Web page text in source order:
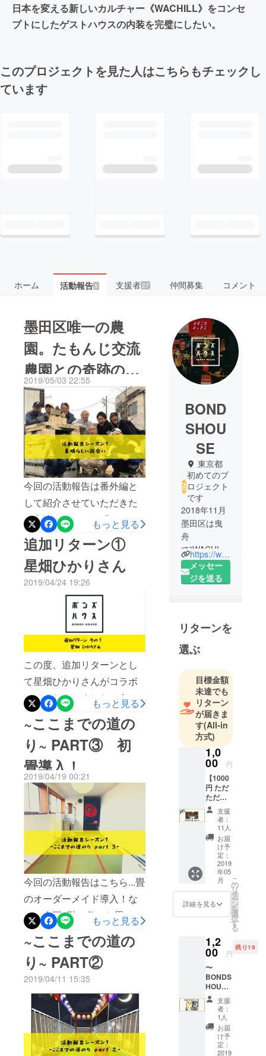
日本を変える新しいカルチャー《WACHILL》をコンセ
プトにしたゲストハウスの内装を完璧にしたい。
このプロジェクトを見た人はこちらもチェックし
ています
ホーム 活動報告5 支援者27 仲間募集 コメント
墨田区唯一の農
園。たもんじ交流
農園との奇跡のコ
ラボ★
2019/05/03 22:55
今回の活動報告は番外編と
して紹介させていただきた
い方達がいます。「たもん
じ交流農園」さんです！た
もんじ交流農園は寺島と玉
ノ井のまちづくりをされて
いる協議会の方達が運営し
ている墨田区唯一の農園で
す。今回のクラウドファン
ディングのリターンでもあ
るおせんべい屋さんの坂本
煎餅さんにお話を伺った時
にご紹介いただきました。
たもんじ交流農園さんは主
に寺島なすという江戸野菜
と呼ばれるものを育ててい
ます。江戸野菜とは江戸時
代に現在の東京で育てられ
ていた野菜のことです。当
時絶滅したと思われていた
寺島なすでしたが奇跡的に
少しの種が残っていて地域
の方の努力により復活する
ことができました。そんな
誰もが参加できて楽しめる
コミュニティの場にもなる
農園が街中にあります。私
たちBONDS HOUSEはたも
んじ交流農園さんとコラボ
をしてこれからいろんなイ
ベントやアクティビティを
開催することを決定いたし
ました。まだ確定はされて
いませんが案としては、取
れ立ての野菜を使ったBBQ
もっと見る
追加リターン①
星畑ひかりさん
2019/04/24 19:26
この度、追加リターンとし
て星畑ひかりさんがコラボ
してくださいました！出会
いは、日本舞踊のイベント
に和の勉強をしに行ったと
き。彼女も僕たち同様日本
の和にフォーカスを当てた
活動をしています！～星畑
ひかり～「星畑ひかり よ
り」として美術の短期大学
を卒業後フリーランスとし
て様々な分野で修業しなが
ら活動中。プレゼントを渡
す時のようなものづくり、
小さな「なんかいいな。」
の感覚を大切にし主にデザ
インやものづくり、イベン
トなどを行なっている。星
畑ひかりさんをもっと知り
たい方はこちらのリンクか
ら！
https://www.instagram.com/_
hoshi_hika/?r=nametagそん
な星畑ひかりさんに僕たち
もっと見る
~ここまでの道の
り~ PART③ 初
畳導入！
2019/04/19 00:21
今回の活動報告はこちら...畳
のオーダーメイド導入！な
んと今回2階に敷いた畳は浅
草の老舗「金井畳店」様に
作成していただきました。
「金井畳店」さんは明治44
年に創業され今も続くなん
と100年を超える歴史を持っ
たお店です。私たちのコン
セプトの一つである地域の
交流、意味のある伝統的な
もっと見る
~ここまでの道の
り~ PART②
2019/04/11 15:35
BOND
SHOU
SE
東京都
初めてのプ
ロジェクト
です
2018年11月
墨田区は曳
舟
で”WACHILL
"をコンセプ
トとした
SEオープ
ン。
https://www.instagram.com/bondshouse/
メッセー
ジを送る
リターンを
選ぶ
目標金額
未達でも
リターン
が届きま
す(All-in
方式)
1,0
00 円
【1000
円 ただ
ただ応
援セッ
ト】 ・
お礼の
感謝状
「とに
かく
BONDS
HOUSE
を応援
した
い！」
「BON
DS
ガンバ
レ！」
という
方に...
金額は
支援者
様の方
で調整
頂けま
すの
で、お
気持ち
支援
者：
11人
お届
け予
定：
2019
年05
月
詳細を見る
こ
の
リ
タ
ー
ン
を
選
択
す
る
1,2
00 円
残り19
〜
BONDS
HOUSE
オリジ
ナル
漫画〜
ボンズ
ハウス
が題材
となっ
支援
者：
1人
お届
け予
定：
2019